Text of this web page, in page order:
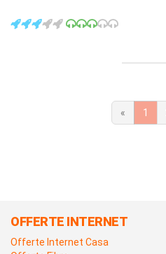
« 1
OFFERTE INTERNET
Offerte Internet Casa